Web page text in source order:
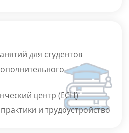
для студентов
центр (ЕСЦ)
и трудоустройство